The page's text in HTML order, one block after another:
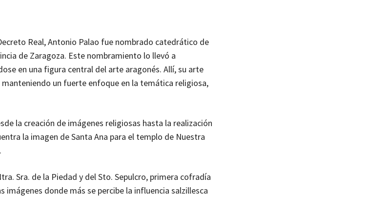
Real, Antonio Palao fue nombrado catedrático de
de Zaragoza. Este nombramiento lo llevó a
en una figura central del arte aragonés. Allí, su arte
un fuerte enfoque en la temática religiosa,
la creación de imágenes religiosas hasta la realización
la imagen de Santa Ana para el templo de Nuestra
Sra. de la Piedad y del Sto. Sepulcro, primera cofradía
imágenes donde más se percibe la influencia salzillesca